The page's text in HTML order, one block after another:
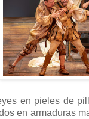
en pieles de
en armaduras